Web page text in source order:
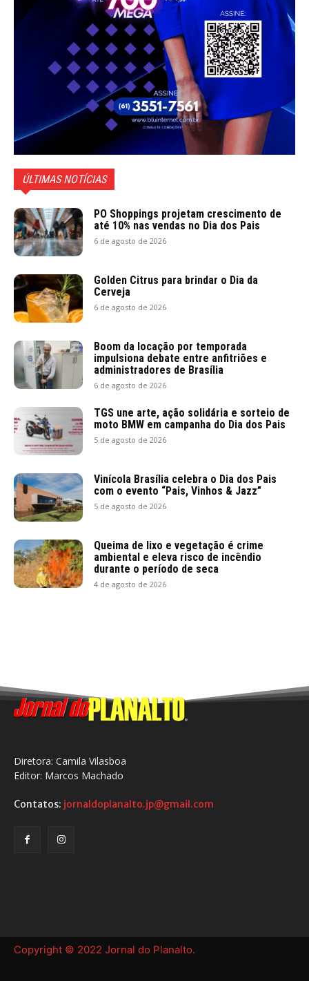
ÚLTIMAS NOTÍCIAS
PO Shoppings projetam crescimento de
até 10% nas vendas no Dia dos Pais
6 de agosto de 2026
Golden Citrus para brindar o Dia da
Cerveja
6 de agosto de 2026
Boom da locação por temporada
impulsiona debate entre anfitriões e
administradores de Brasília
6 de agosto de 2026
TGS une arte, ação solidária e sorteio de
moto BMW em campanha do Dia dos Pais
5 de agosto de 2026
Vinícola Brasília celebra o Dia dos Pais
com o evento “Pais, Vinhos & Jazz”
5 de agosto de 2026
Queima de lixo e vegetação é crime
ambiental e eleva risco de incêndio
durante o período de seca
4 de agosto de 2026
Diretora: Camila Vilasboa
Editor: Marcos Machado
Contatos: jornaldoplanalto.jp@gmail.com
Copyright © 2022 Jornal do Planalto.